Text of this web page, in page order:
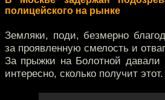
полицейского на рынке
Земляки, поди, безмерно
за проявленную смелость и
За прыжки на Болотной
интересно, сколько получит этот.